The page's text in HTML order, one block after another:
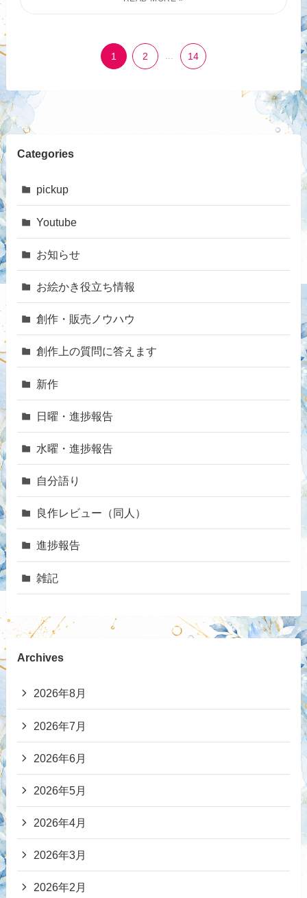
1 2 ... 14
Categories
pickup
Youtube
お知らせ
お絵かき役立ち情報
創作・販売ノウハウ
創作上の質問に答えます
新作
日曜・進捗報告
水曜・進捗報告
自分語り
良作レビュー（同人）
進捗報告
雑記
Archives
2026年8月
2026年7月
2026年6月
2026年5月
2026年4月
2026年3月
2026年2月